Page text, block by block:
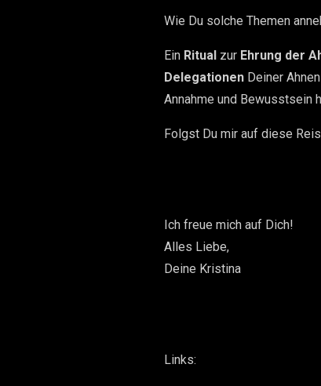
Wie Du solche Themen
Ein Ritual zur Ehrung der
Delegationen Deiner
Annahme und Bewusstsein
Folgst Du mir auf diese
Ich freue mich auf Dich!
Alles Liebe,
Deine Kristina
Links: